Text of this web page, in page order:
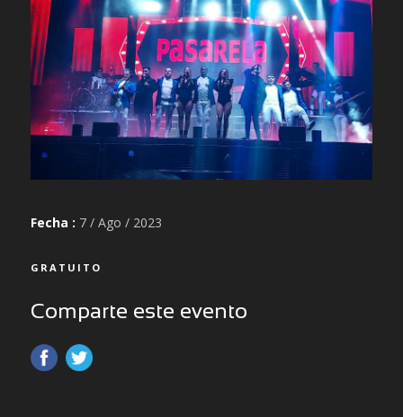
Fecha : 7 / Ago / 2023
GRATUITO
Comparte este evento